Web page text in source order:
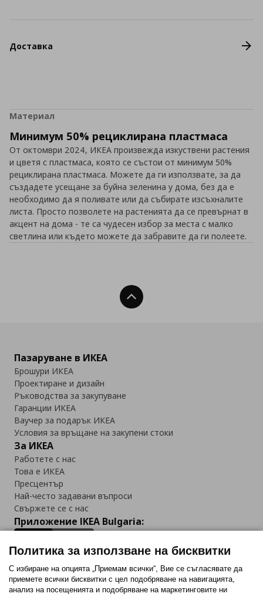
Доставка
Материал
Минимум 50% рециклирана пластмаса
От октомври 2024, ИКЕА произвежда изкуствени растения
и цветя с пластмаса, която се състои от минимум 50%
рециклирана пластмаса. Можете да ги използвате, за да
създадете усещане за буйна зеленина у дома, без да е
необходимо да я поливате или да събирате изсъхналите
листа. Просто позволете на растенията да се превърнат в
акцент на дома - те са чудесен избор за места с малко
светлина или където можете да забравите да ги полеете.
Нагоре
Пазаруване в ИКЕА
Брошури ИКЕА
Проектиране и дизайн
Ръководства за закупуване
Гаранции ИКЕА
Ваучер за подарък ИКЕА
Условия за връщане на закупени стоки
За ИКЕА
Работете с нас
Това е ИКЕА
Пресцентър
Най-често задавани въпроси
Свържете се с нас
Приложение IKEA Bulgaria:
Последвайте ни:
Политика за използване на бисквитки
С избиране на опцията „Приемам всички“, Вие се съгласявате да
приемете всички бисквитки с цел подобряване на навигацията,
анализ на посещенията и подобряване на маркетинговите ни